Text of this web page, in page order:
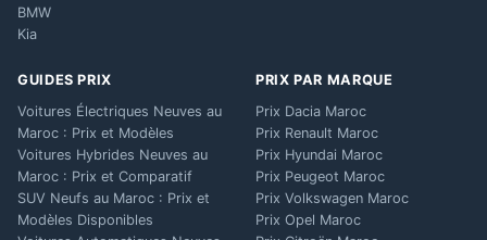
BMW
Kia
GUIDES PRIX
Voitures Électriques Neuves au
Maroc : Prix et Modèles
Voitures Hybrides Neuves au
Maroc : Prix et Comparatif
SUV Neufs au Maroc : Prix et
Modèles Disponibles
PRIX PAR MARQUE
Prix Dacia Maroc
Prix Renault Maroc
Prix Hyundai Maroc
Prix Peugeot Maroc
Prix Volkswagen Maroc
Prix Opel Maroc